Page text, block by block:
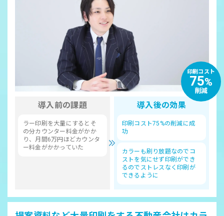
導入前の課題
ラー印刷を大量にするとそ
の分カウンター料金がかか
り、月間6万円ほどカウンタ
ー料金がかかっていた
印刷コスト
75%
削減
導入後の効果
印刷コスト75%の削減に成
功
カラーも刷り放題なのでコ
ストを気にせず印刷ができ
るのでストレスなく印刷が
できるように